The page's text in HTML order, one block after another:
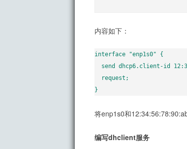
内容如下：
interface "enp1s0" {
}
将enp1s0和
编写dhclient服务